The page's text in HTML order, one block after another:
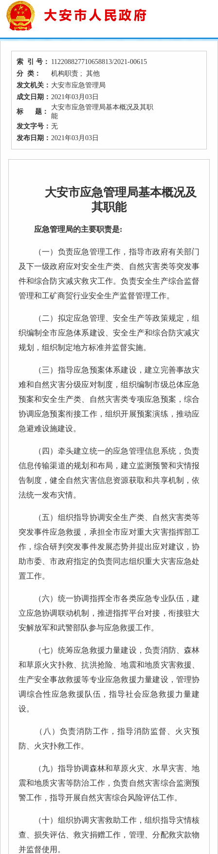
索 引 号： 112208827710658813/2021-00615
分 类：
机构职责 ; 其他
发文机关： 大安市应急管理局
成文日期： 2021年03月03日
标 题：
大安市应急管理局基本概况及其职
能
发文字号： 无
发布日期： 2021年03月03日
大安市应急管理局基本概况及
其职能
应急管理局的主要职责是:
（一）负责应急管理工作，指导市政府有关部门
及下一级政府应对安全生产类、自然灾害类等突发事
件和综合防灾减灾救灾工作。负责安全生产综合监督
管理和工矿商贸行业安全生产监督管理工作。
（二）拟定应急管理、安全生产等政策规定，组
织编制全市应急体系建设、安全生产和综合防灾减灾
规划，组织制定地方标准并监督实施。
（三）指导应急预案体系建设，建立完善事故灾
难和自然灾害分级应对制度，组织编制市级总体应急
预案和安全生产类、自然灾害类专项应急预案，综合
协调应急预案衔接工作，组织开展预案演练，推动应
急避难设施建设。
（四）牵头建立统一的应急管理信息系统，负责
信息传输渠道的规划和布局，建立监测预警和灾情报
告制度，健全自然灾害信息资源获取和共享机制，依
法统一发布灾情。
（五）组织指导协调安全生产类、自然灾害类等
突发事件应急救援，承担全市应对重大灾害指挥部工
作，综合研判突发事件发展态势并提出应对建议，协
助市委、市政府指定的负责同志组织重大灾害应急处
置工作。
（六）统一协调指挥全市各类应急专业队伍，建
立应急协调联动机制，推进指挥平台对接，衔接驻大
安解放军和武警部队参与应急救援工作。
（七）统筹应急救援力量建设，负责消防、森林
和草原火灾扑救、抗洪抢险、地震和地质灾害救援、
生产安全事故救援等专业应急救援力量建设，管理协
调综合性应急救援队伍，指导社会应急救援力量建
设。
（八）负责消防工作，指导消防监督、火灾预
防、火灾扑救工作。
（九）指导协调森林和草原火灾、水旱灾害、地
震和地质灾害等防治工作，负责自然灾害综合监测预
警工作，指导开展自然灾害综合风险评估工作。
（十）组织协调灾害救助工作，组织指导灾情核
查、损失评估、救灾捐赠工作，管理、分配救灾款物
并监督使用。